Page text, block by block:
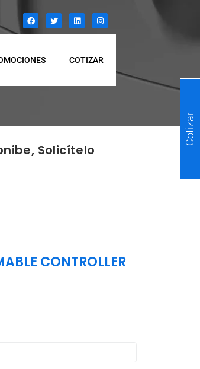
COTIZAR
Solicítelo
CONTROLLER
Cotizar